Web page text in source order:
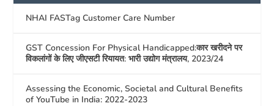
NHAI FASTag Customer Care Number
GST Concession For Physical Handicapped:कार खरीदने पर
विकलांगों के लिए जीएसटी रियायत: भारी उद्योग मंत्रालय, 2023/24
Assessing the Economic, Societal and Cultural Benefits
of YouTube in India: 2022-2023